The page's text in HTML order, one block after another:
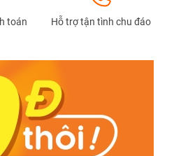
toán Hỗ trợ tận tình chu đáo